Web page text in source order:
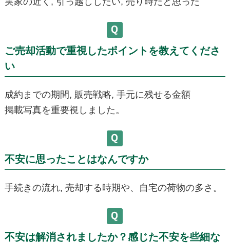
ご売却活動で重視したポイントを教えてくださ
い
成約までの期間, 販売戦略, 手元に残せる金額
掲載写真を重要視しました。
不安に思ったことはなんですか
手続きの流れ, 売却する時期や、自宅の荷物の多さ。
不安は解消されましたか？感じた不安を些細な